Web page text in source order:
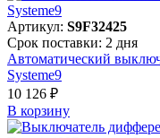
Артикул: S9F32425
Срок поставки: 2 дня
Автоматический
Systeme9
10 126 ₽
В корзинy